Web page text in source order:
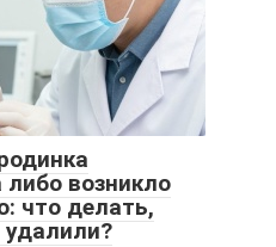
возникло
что делать,
удалили?